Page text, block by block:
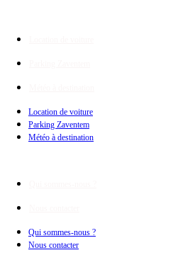
Location de voiture
Parking Zaventem
Météo à destination
Qui sommes-nous ?
Nous contacter